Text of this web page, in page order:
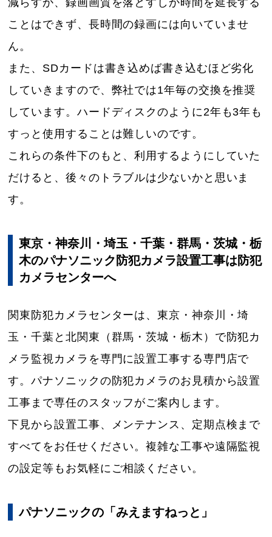
減らすか、録画画質を落とすしか時間を延長する
ことはできず、長時間の録画には向いていませ
ん。
また、SDカードは書き込めば書き込むほど劣化
していきますので、弊社では1年毎の交換を推奨
しています。ハードディスクのように2年も3年も
すっと使用することは難しいのです。
これらの条件下のもと、利用するようにしていた
だけると、後々のトラブルは少ないかと思いま
す。
東京・神奈川・埼玉・千葉・群馬・茨城・栃
木のパナソニック防犯カメラ設置工事は防犯
カメラセンターへ
関東防犯カメラセンターは、東京・神奈川・埼
玉・千葉と北関東（群馬・茨城・栃木）で防犯カ
メラ監視カメラを専門に設置工事する専門店で
す。パナソニックの防犯カメラのお見積から設置
工事まで専任のスタッフがご案内します。
下見から設置工事、メンテナンス、定期点検まで
すべてをお任せください。複雑な工事や遠隔監視
の設定等もお気軽にご相談ください。
パナソニックの「みえますねっと」